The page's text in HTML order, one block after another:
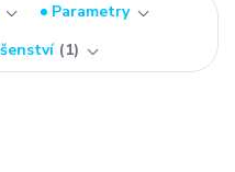
Parametry
1